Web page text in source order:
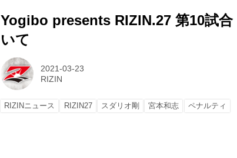
Yogibo presents RIZIN.27 第10試
いて
2021-03-23
RIZIN
RIZINニュース RIZIN27 スダリオ剛 宮本和志 ペナルティ